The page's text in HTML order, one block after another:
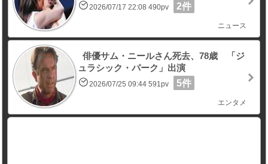
2026/07/17 22:08 490pv 2件
ニュース
俳優サム・ニールさん死去、78歳 「ジ
ュラシック・パーク」出演
2026/07/25 09:44 591pv 5件
エンタメ